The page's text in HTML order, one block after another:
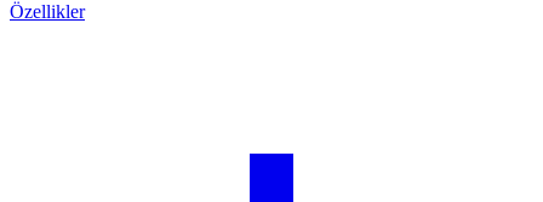
Özellikler